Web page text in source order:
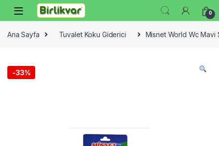
Skip to navigation
Skip to content
0
Ana Sayfa Tuvalet Koku Giderici Misnet World Wc Mavi
-33%